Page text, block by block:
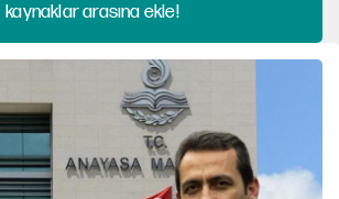
kaynaklar arasına ekle!